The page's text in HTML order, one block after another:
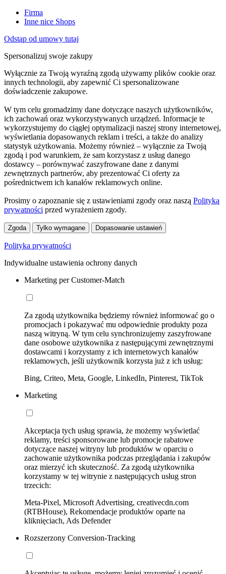
Firma
Inne nice Shops
Odstąp od umowy tutaj
Spersonalizuj swoje zakupy
Wyłącznie za Twoją wyraźną zgodą używamy plików cookie oraz
innych technologii, aby zapewnić Ci spersonalizowane
doświadczenie zakupowe.
W tym celu gromadzimy dane dotyczące naszych użytkowników,
ich zachowań oraz wykorzystywanych urządzeń. Informacje te
wykorzystujemy do ciągłej optymalizacji naszej strony internetowej,
wyświetlania dopasowanych reklam i treści, a także do analizy
statystyk użytkowania. Możemy również – wyłącznie za Twoją
zgodą i pod warunkiem, że sam korzystasz z usług danego
dostawcy – porównywać zaszyfrowane dane z danymi
zewnętrznych partnerów, aby prezentować Ci oferty za
pośrednictwem ich kanałów reklamowych online.
Prosimy o zapoznanie się z ustawieniami zgody oraz naszą Polityką
prywatności przed wyrażeniem zgody.
Zgoda Tylko wymagane Dopasowanie ustawień
Polityka prywatności
Indywidualne ustawienia ochrony danych
Marketing per Customer-Match
Za zgodą użytkownika będziemy również informować go o
promocjach i pokazywać mu odpowiednie produkty poza
naszą witryną. W tym celu synchronizujemy zaszyfrowane
dane osobowe użytkownika z następującymi zewnętrznymi
dostawcami i korzystamy z ich internetowych kanałów
reklamowych, jeśli użytkownik korzysta już z ich usług:
Bing, Criteo, Meta, Google, LinkedIn, Pinterest, TikTok
Marketing
Akceptacja tych usług sprawia, że możemy wyświetlać
reklamy, treści sponsorowane lub promocje rabatowe
dotyczące naszej witryny lub produktów w oparciu o
zachowanie użytkownika podczas przeglądania i zakupów
oraz mierzyć ich skuteczność. Za zgodą użytkownika
korzystamy w tej witrynie z następujących usług stron
trzecich:
Meta-Pixel, Microsoft Advertising, creativecdn.com
(RTBHouse), Rekomendacje produktów oparte na
kliknięciach, Ads Defender
Rozszerzony Conversion-Tracking